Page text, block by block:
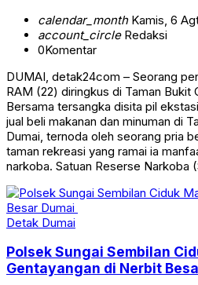
calendar_monthKamis, 6
account_circleRedaksi
0Komentar
DUMAI, detak24com – Seorang
RAM (22) diringkus di Taman Bukit
Bersama tersangka disita pil
jual beli makanan dan minuman di
Dumai, ternoda oleh seorang pria
taman rekreasi yang ramai ia
narkoba. Satuan Reserse Narkoba
Detak Dumai
Polsek Sungai Sembilan
Gentayangan di Nerbit